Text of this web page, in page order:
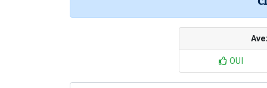
OUI